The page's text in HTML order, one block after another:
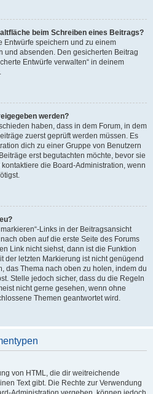
beim Schreiben eines Beitrags?
Entwürfe speichern und zu einem
und absenden. Den gesicherten Beitrag
Entwürfe verwalten“ in deinem
werden?
haben, dass in dem Forum, in dem
zuerst geprüft werden müssen. Es
dich zu einer Gruppe von Benutzern
erst begutachten möchte, bevor sie
die Board-Administration, wenn
Links in der Beitragsansicht
oben auf die erste Seite des Forums
Link nicht siehst, dann ist die Funktion
der letzten Markierung ist nicht genügend
das Thema nach oben zu holen, indem du
Stelle jedoch sicher, dass du die Regeln
nicht gerne gesehen, wenn ohne
Themen geantwortet wird.
von HTML, die dir weitreichende
Text gibt. Die Rechte zur Verwendung